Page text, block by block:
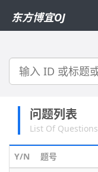
东方博宜OJ
搜
问题列表
List Of Questions
Y/N 题号